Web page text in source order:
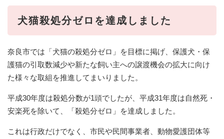
犬猫殺処分ゼロを達成しました
奈良市では「犬猫の殺処分ゼロ」を目標に掲げ、保護犬・保
護猫の引取数減少や新たな飼い主への譲渡機会の拡大に向け
た様々な取組を推進してまいりました。
平成30年度は殺処分数が1頭でしたが、平成31年度は自然死・
安楽死を除いて、「殺処分ゼロ」を達成しました。
これは行政だけでなく、市民や民間事業者、動物愛護団体等